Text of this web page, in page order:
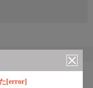
[error]